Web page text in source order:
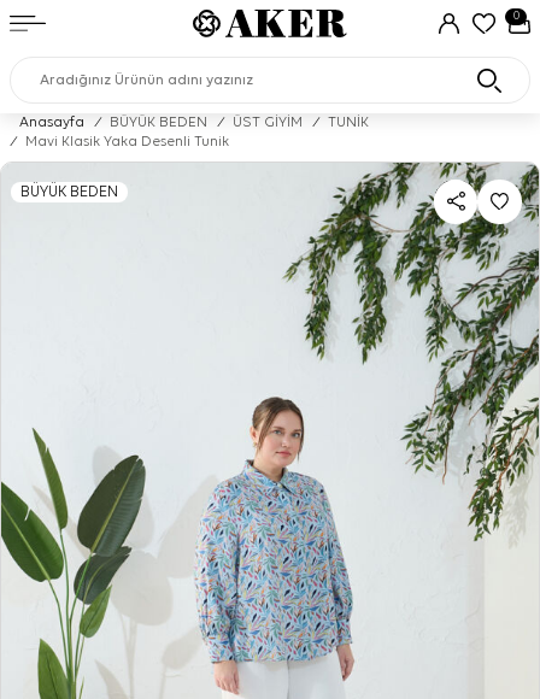
0
Anasayfa / BÜYÜK BEDEN / ÜST GİYİM /
TUNİK
/
Mavi Klasik Yaka Desenli Tunik
BÜYÜK BEDEN